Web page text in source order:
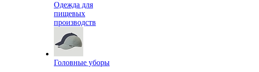
Одежда для
пищевых
производств
Головные уборы